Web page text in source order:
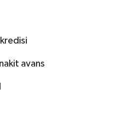
avans